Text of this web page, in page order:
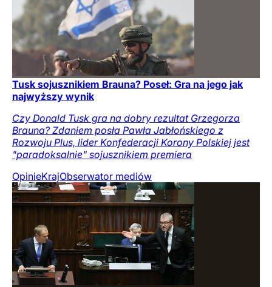
Tusk sojusznikiem Brauna? Poseł: Gra na jego jak
najwyższy wynik
Czy Donald Tusk gra na dobry rezultat Grzegorza
Brauna? Zdaniem posła Pawła Jabłońskiego z
Rozwoju Plus, lider Konfederacji Korony Polskiej jest
"paradoksalnie" sojusznikiem premiera
OpinieKrajObserwator mediów